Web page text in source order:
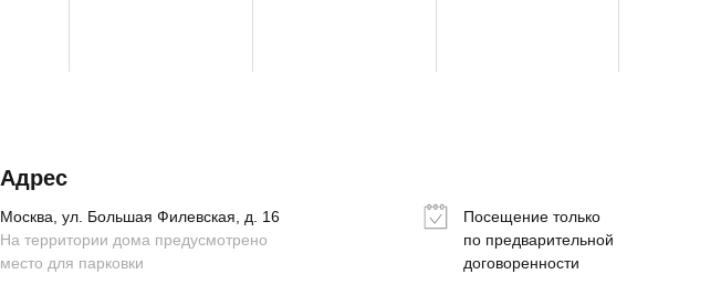
Посещение только
по предварительной
договоренности
Москва, ул. Большая Филевская, д. 16
Адрес
На территории дома предусмотрено
место для парковки